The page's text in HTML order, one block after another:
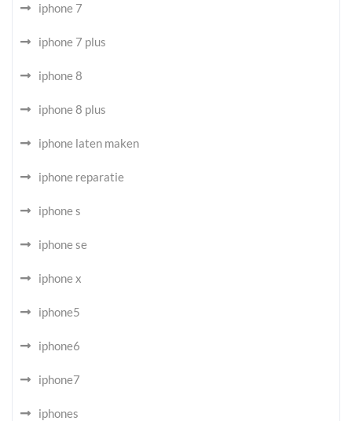
iphone 7
iphone 7 plus
iphone 8
iphone 8 plus
iphone laten maken
iphone reparatie
iphone s
iphone se
iphone x
iphone5
iphone6
iphone7
iphones